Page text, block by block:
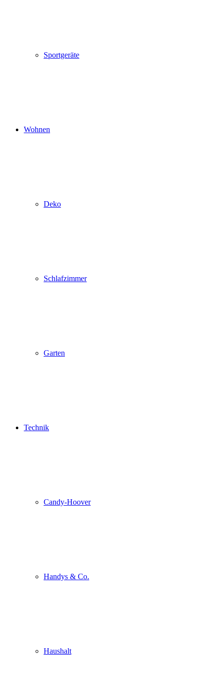
Sportgeräte
Wohnen
Deko
Schlafzimmer
Garten
Technik
Candy-Hoover
Handys & Co.
Haushalt